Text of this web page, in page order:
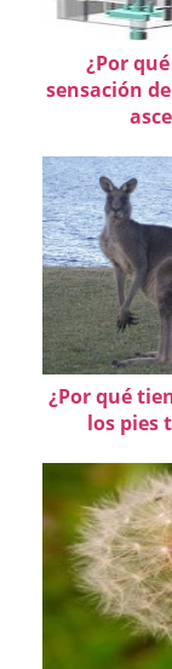
¿Por
sensación
¿Por qué
los pies